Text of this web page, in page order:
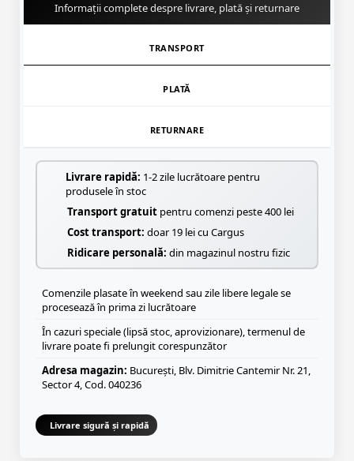
Informații complete despre livrare, plată și returnare
TRANSPORT
PLATĂ
RETURNARE
Livrare rapidă: 1-2 zile lucrătoare pentru
produsele în stoc
Transport gratuit pentru comenzi peste 400 lei
Cost transport: doar 19 lei cu Cargus
Ridicare personală: din magazinul nostru fizic
Comenzile plasate în weekend sau zile libere legale se
procesează în prima zi lucrătoare
În cazuri speciale (lipsă stoc, aprovizionare), termenul de
livrare poate fi prelungit corespunzător
Adresa magazin: București, Blv. Dimitrie Cantemir Nr. 21,
Sector 4, Cod. 040236
Livrare sigură și rapidă